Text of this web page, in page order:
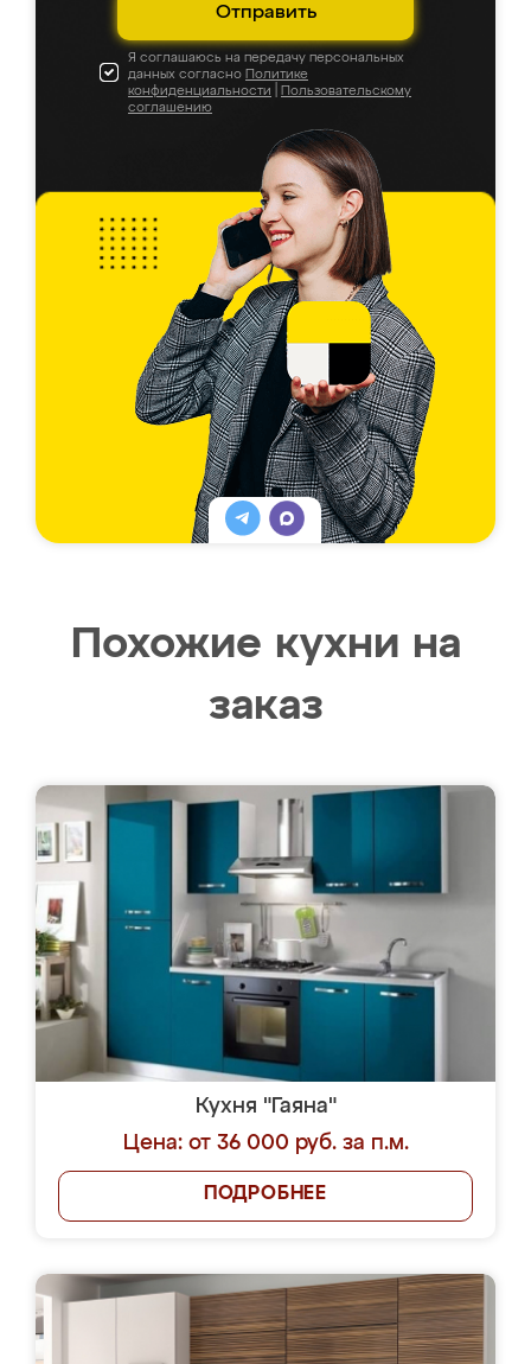
Отправить
Я соглашаюсь на передачу персональных
данных согласно Политике
конфиденциальности
Пользовательскому
соглашению
Похожие кухни на
заказ
Кухня "Гаяна"
Цена: от 36 000 руб. за п.м.
ПОДРОБНЕЕ